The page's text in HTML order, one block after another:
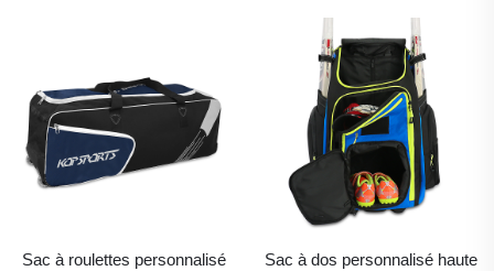
Sac à roulettes personnalisé
Sac à dos personnalisé haute